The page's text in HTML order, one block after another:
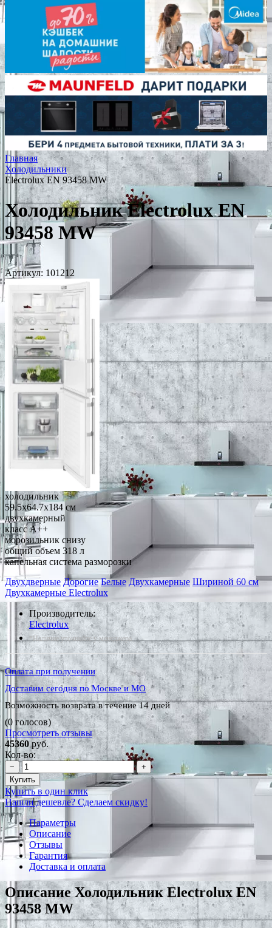
Главная
Холодильники
Electrolux EN 93458 MW
Холодильник Electrolux EN
93458 MW
Артикул: 101212
холодильник
59.5x64.7x184 см
двухкамерный
класс A++
морозильник снизу
общий объем 318 л
капельная система разморозки
Двухдверные Дорогие Белые Двухкамерные Шириной 60 см
Двухкамерные Electrolux
Производитель:
Electrolux
*Наличие уточняйте у менеджера
Оплата при получении
Доставим сегодня по Москве и МО
Возможность возврата в течение 14 дней
(0 голосов)
Просмотреть отзывы
45360руб.
Кол-во:
−
+
Купить
Купить в один клик
Нашли дешевле? Сделаем скидку!
Параметры
Описание
Отзывы
Гарантия
Доставка и оплата
Описание Холодильник Electrolux EN
93458 MW